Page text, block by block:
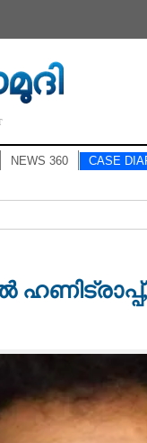
NEWS 360 CASE